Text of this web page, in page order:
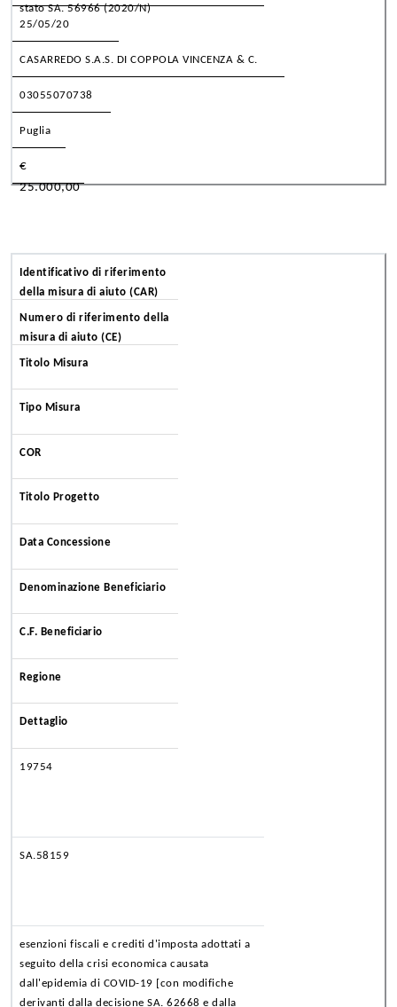
stato SA. 56966 (2020/N)
25/05/20
CASARREDO S.A.S. DI COPPOLA VINCENZA & C.
03055070738
Puglia
€
25.000,00
Identificativo di riferimento
della misura di aiuto (CAR)
Numero di riferimento della
misura di aiuto (CE)
Titolo Misura
Tipo Misura
COR
Titolo Progetto
Data Concessione
Denominazione Beneficiario
C.F. Beneficiario
Regione
Dettaglio
19754
SA.58159
esenzioni fiscali e crediti d'imposta adottati a
seguito della crisi economica causata
dall'epidemia di COVID-19 [con modifiche
derivanti dalla decisione SA. 62668 e dalla